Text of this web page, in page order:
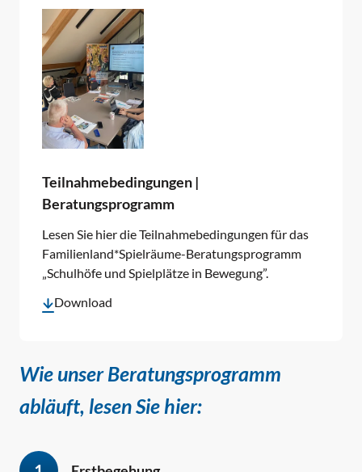
Teilnahmebedingungen |
Beratungsprogramm
Lesen Sie hier die Teilnahmebedingungen für das
Familienland*Spielräume-Beratungsprogramm
„Schulhöfe und Spielplätze in Bewegung”.
Download
Wie unser Beratungsprogramm
abläuft, lesen Sie hier: